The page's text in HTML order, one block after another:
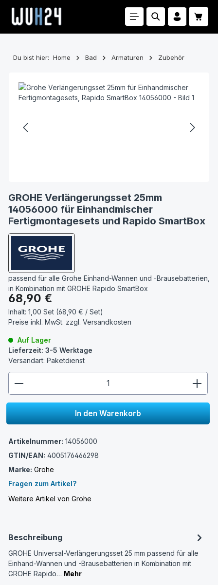
Zum Hauptinhalt springen
Du bist hier: Home Bad Armaturen Zubehör
GROHE Verlängerungsset 25mm
14056000 für Einhandmischer
Fertigmontagesets und Rapido SmartBox
passend für alle Grohe Einhand-Wannen und -Brausebatterien,
in Kombination mit GROHE Rapido SmartBox
Regulärer Preis:
68,90 €
Inhalt: 1,00 Set (68,90 € / Set)
Preise inkl. MwSt. zzgl. Versandkosten
Auf Lager
Lieferzeit: 3-5 Werktage
Versandart: Paketdienst
In den Warenkorb
Artikelnummer: 14056000
GTIN/EAN: 4005176466298
Marke: Grohe
Fragen zum Artikel?
Weitere Artikel von Grohe
Beschreibung
GROHE Universal-Verlängerungsset 25 mm passend für alle
Einhand-Wannen und -Brausebatterien in Kombination mit
GROHE Rapido… Mehr